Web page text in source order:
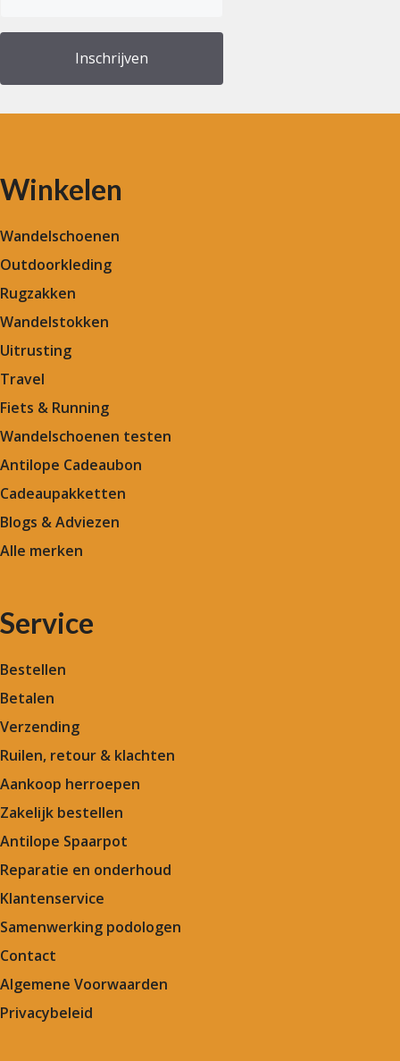
Winkelen
Wandelschoenen
Outdoorkleding
Rugzakken
Wandelstokken
Uitrusting
Travel
Fiets & Running
Wandelschoenen testen
Antilope Cadeaubon
Cadeaupakketten
Blogs & Adviezen
Alle merken
Service
Bestellen
Betalen
Verzending
Ruilen, retour & klachten
Aankoop herroepen
Zakelijk bestellen
Antilope Spaarpot
Reparatie en onderhoud
Klantenservice
Samenwerking podologen
Contact
Algemene Voorwaarden
Privacybeleid